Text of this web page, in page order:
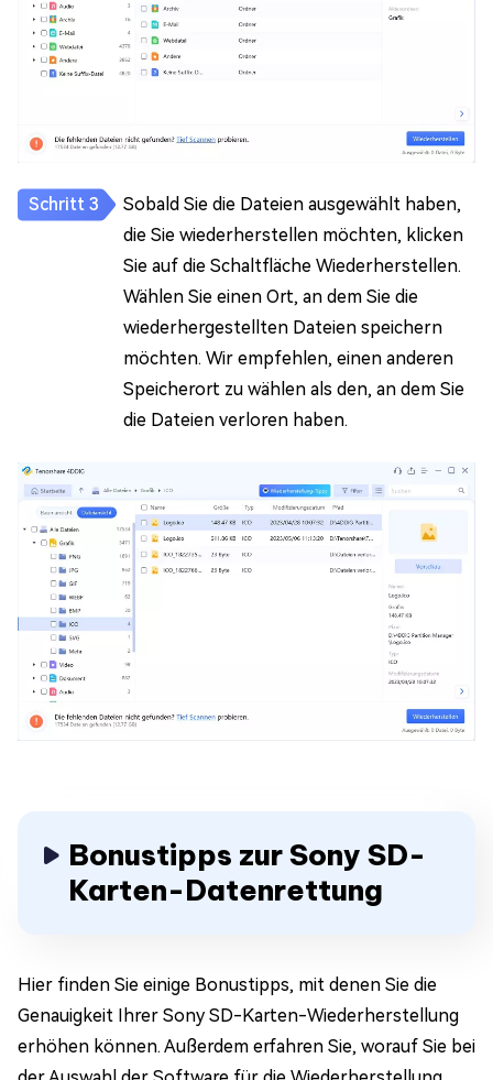
Sobald Sie die Dateien ausgewählt haben,
die Sie wiederherstellen möchten, klicken
Sie auf die Schaltfläche Wiederherstellen.
Wählen Sie einen Ort, an dem Sie die
wiederhergestellten Dateien speichern
möchten. Wir empfehlen, einen anderen
Speicherort zu wählen als den, an dem Sie
die Dateien verloren haben.
Bonustipps zur Sony SD-
Karten-Datenrettung
Hier finden Sie einige Bonustipps, mit denen Sie die
Genauigkeit Ihrer Sony SD-Karten-Wiederherstellung
erhöhen können. Außerdem erfahren Sie, worauf Sie bei